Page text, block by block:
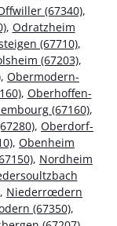
(67340),
, Odratzheim
(67710),
(67203),
, Obermodern-
, Oberhoffen-
(67160),
, Oberdorf-
, Obenheim
, Nordheim
, Niederrœdern
(67350),